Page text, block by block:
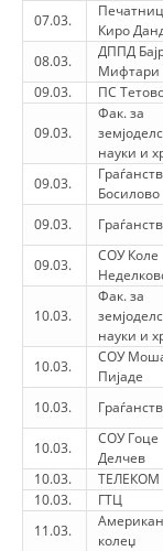
07.03.
Киро
08.03.
ДППД
Мифтари
09.03.
ПС
09.03.
Фак. за
науки и
09.03.
Босилово
09.03.
09.03.
СОУ Коле
10.03.
Фак. за
науки и
10.03.
СОУ
Пијаде
10.03.
10.03.
СОУ Гоце
Делчев
10.03.
ТЕЛЕКОМ
10.03.
ГТЦ
11.03.
Американ
колеџ